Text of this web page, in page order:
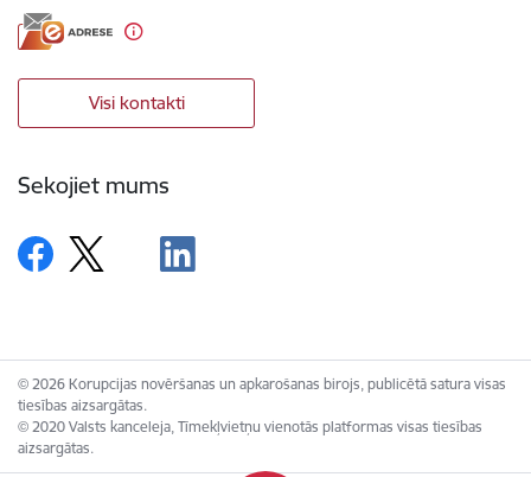
Visi kontakti
Sekojiet mums
© 2026 Korupcijas novēršanas un apkarošanas birojs, publicētā satura visas
tiesības aizsargātas.
© 2020 Valsts kanceleja, Tīmekļvietņu vienotās platformas visas tiesības
aizsargātas.